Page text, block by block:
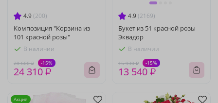
4.9 (200)
Композиция "Корзина из
101 красной розы"
В наличии
28 600 ₽ -15%
24 310 ₽
4.9 (2169)
Букет из 51 красной розы
Эквадор
В наличии
15 930 ₽ -15%
13 540 ₽
Акция